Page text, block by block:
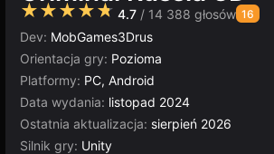
★★★★★ 4.7 / 14 388 głosów 16
Dev: MobGames3Drus
Orientacja gry: Pozioma
Platformy: PC, Android
Data wydania: listopad 2024
Ostatnia aktualizacja: sierpień 2026
Silnik gry: Unity